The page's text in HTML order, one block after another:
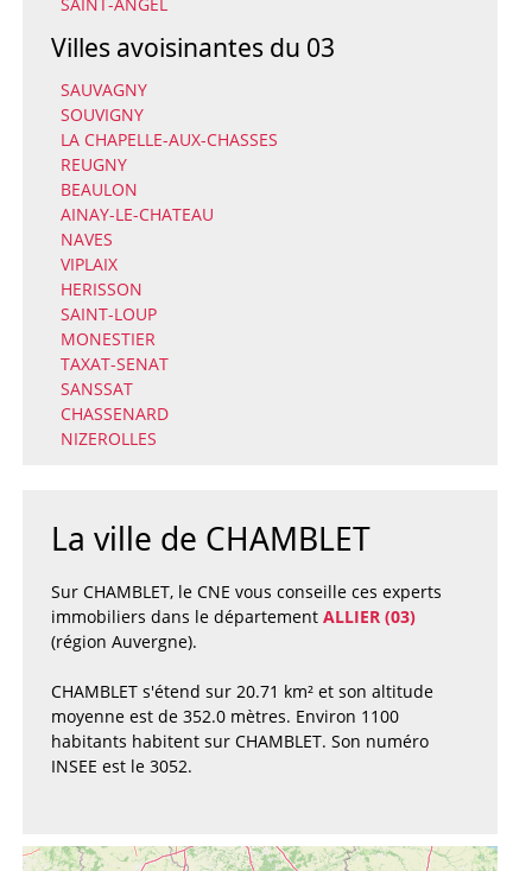
Villes avoisinantes du 03
SAUVAGNY
SOUVIGNY
LA CHAPELLE-AUX-CHASSES
REUGNY
BEAULON
AINAY-LE-CHATEAU
NAVES
VIPLAIX
HERISSON
SAINT-LOUP
MONESTIER
TAXAT-SENAT
SANSSAT
CHASSENARD
NIZEROLLES
La ville de CHAMBLET
Sur CHAMBLET, le CNE vous conseille ces experts
immobiliers dans le département ALLIER (03)
(région Auvergne).
CHAMBLET s'étend sur 20.71 km² et son altitude
moyenne est de 352.0 mètres. Environ 1100
habitants habitent sur CHAMBLET. Son numéro
INSEE est le 3052.